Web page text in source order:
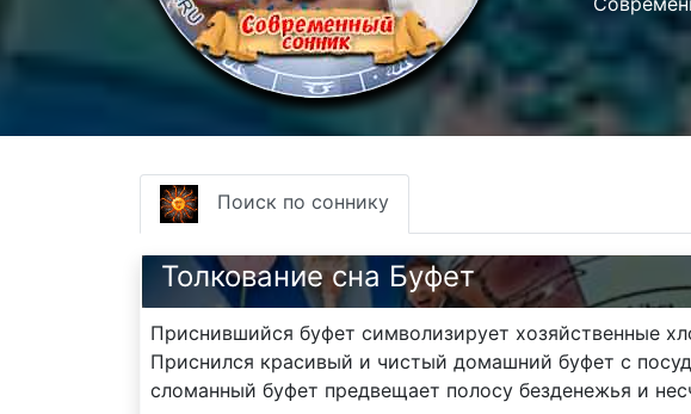
Поиск по соннику
Толкование сна Буфет
Приснившийся буфет символизирует хозяйственные
Приснился красивый и чистый домашний буфет с
сломанный буфет предвещает полосу безденежья и